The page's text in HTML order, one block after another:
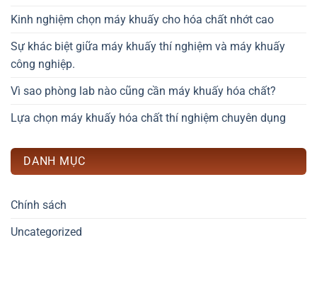
Kinh nghiệm chọn máy khuấy cho hóa chất nhớt cao
Sự khác biệt giữa máy khuấy thí nghiệm và máy khuấy
công nghiệp.
Vì sao phòng lab nào cũng cần máy khuấy hóa chất?
Lựa chọn máy khuấy hóa chất thí nghiệm chuyên dụng
DANH MỤC
Chính sách
Uncategorized